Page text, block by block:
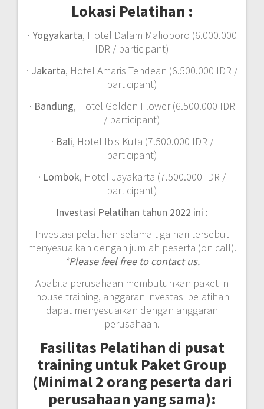
Lokasi Pelatihan :
· Yogyakarta, Hotel Dafam Malioboro (6.000.000
IDR / participant)
· Jakarta, Hotel Amaris Tendean (6.500.000 IDR /
participant)
· Bandung, Hotel Golden Flower (6.500.000 IDR
/ participant)
· Bali, Hotel Ibis Kuta (7.500.000 IDR /
participant)
· Lombok, Hotel Jayakarta (7.500.000 IDR /
participant)
Investasi Pelatihan tahun 2022 ini :
Investasi pelatihan selama tiga hari tersebut
menyesuaikan dengan jumlah peserta (on call).
*Please feel free to contact us.
Apabila perusahaan membutuhkan paket in
house training, anggaran investasi pelatihan
dapat menyesuaikan dengan anggaran
perusahaan.
Fasilitas Pelatihan di pusat
training untuk Paket Group
(Minimal 2 orang peserta dari
perusahaan yang sama):